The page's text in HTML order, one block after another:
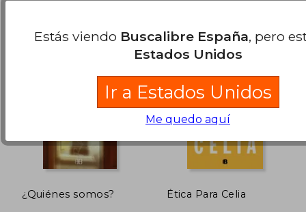
¿Quiénes somos? Ética Para Celia
Estás viendo Buscalibre España, pero
Estados Unidos
Ir a Estados Unidos
Me quedo aquí